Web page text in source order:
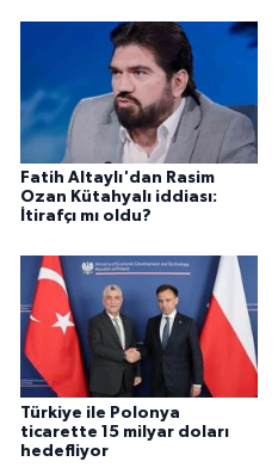
Fatih Altaylı'dan Rasim
Ozan Kütahyalı iddiası:
İtirafçı mı oldu?
Türkiye ile Polonya
ticarette 15 milyar doları
hedefliyor